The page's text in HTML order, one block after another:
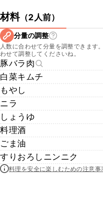
材料（2人前）
分量の調整
人数に合わせて分量を調整できます
わせて調整してくださいね。
豚バラ肉
白菜キムチ
もやし
ニラ
しょうゆ
料理酒
ごま油
すりおろしニンニク
料理を安全に楽しむための注意事